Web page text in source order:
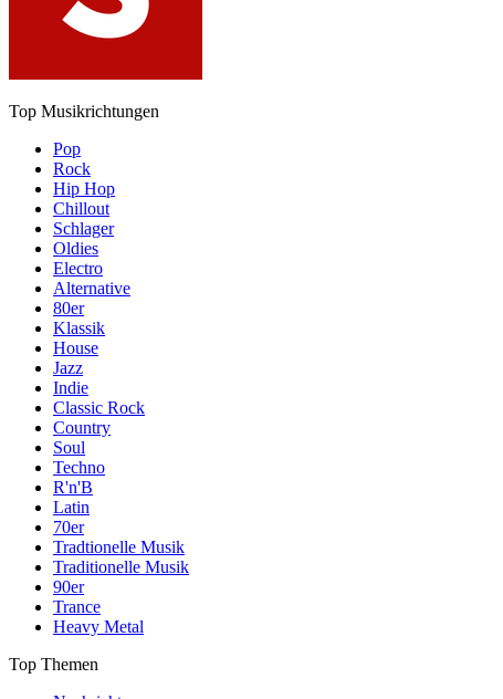
Top Musikrichtungen
Pop
Rock
Hip Hop
Chillout
Schlager
Oldies
Electro
Alternative
80er
Klassik
House
Jazz
Indie
Classic Rock
Country
Soul
Techno
R'n'B
Latin
70er
Tradtionelle Musik
Traditionelle Musik
90er
Trance
Heavy Metal
Top Themen